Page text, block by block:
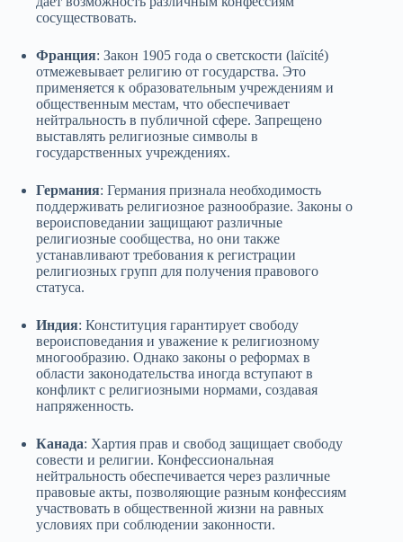
сосуществовать.
Франция: Закон 1905 года о светскости (laïcité)
отмежевывает религию от государства. Это
применяется к образовательным учреждениям и
общественным местам, что обеспечивает
нейтральность в публичной сфере. Запрещено
выставлять религиозные символы в
государственных учреждениях.
Германия: Германия признала необходимость
поддерживать религиозное разнообразие. Законы о
вероисповедании защищают различные
религиозные сообщества, но они также
устанавливают требования к регистрации
религиозных групп для получения правового
статуса.
Индия: Конституция гарантирует свободу
вероисповедания и уважение к религиозному
многообразию. Однако законы о реформах в
области законодательства иногда вступают в
конфликт с религиозными нормами, создавая
напряженность.
Канада: Хартия прав и свобод защищает свободу
совести и религии. Конфессиональная
нейтральность обеспечивается через различные
правовые акты, позволяющие разным конфессиям
участвовать в общественной жизни на равных
условиях при соблюдении законности.